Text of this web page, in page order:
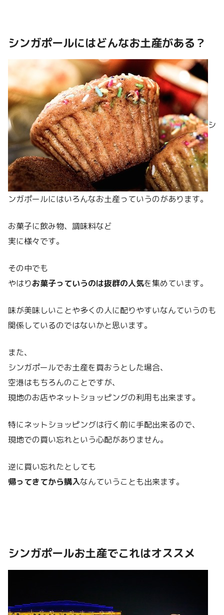
シンガポールにはどんなお土産がある？
シ
ンガポールにはいろんなお土産っていうのがあります。
お菓子に飲み物、調味料など
実に様々です。
その中でも
やはりお菓子っていうのは抜群の人気を集めています。
味が美味しいことや多くの人に配りやすいなんていうのも
関係しているのではないかと思います。
また、
シンガポールでお土産を買おうとした場合、
空港はもちろんのことですが、
現地のお店やネットショッピングの利用も出来ます。
特にネットショッピングは行く前に手配出来るので、
現地での買い忘れという心配がありません。
逆に買い忘れたとしても
帰ってきてから購入なんていうことも出来ます。
シンガポールお土産でこれはオススメ